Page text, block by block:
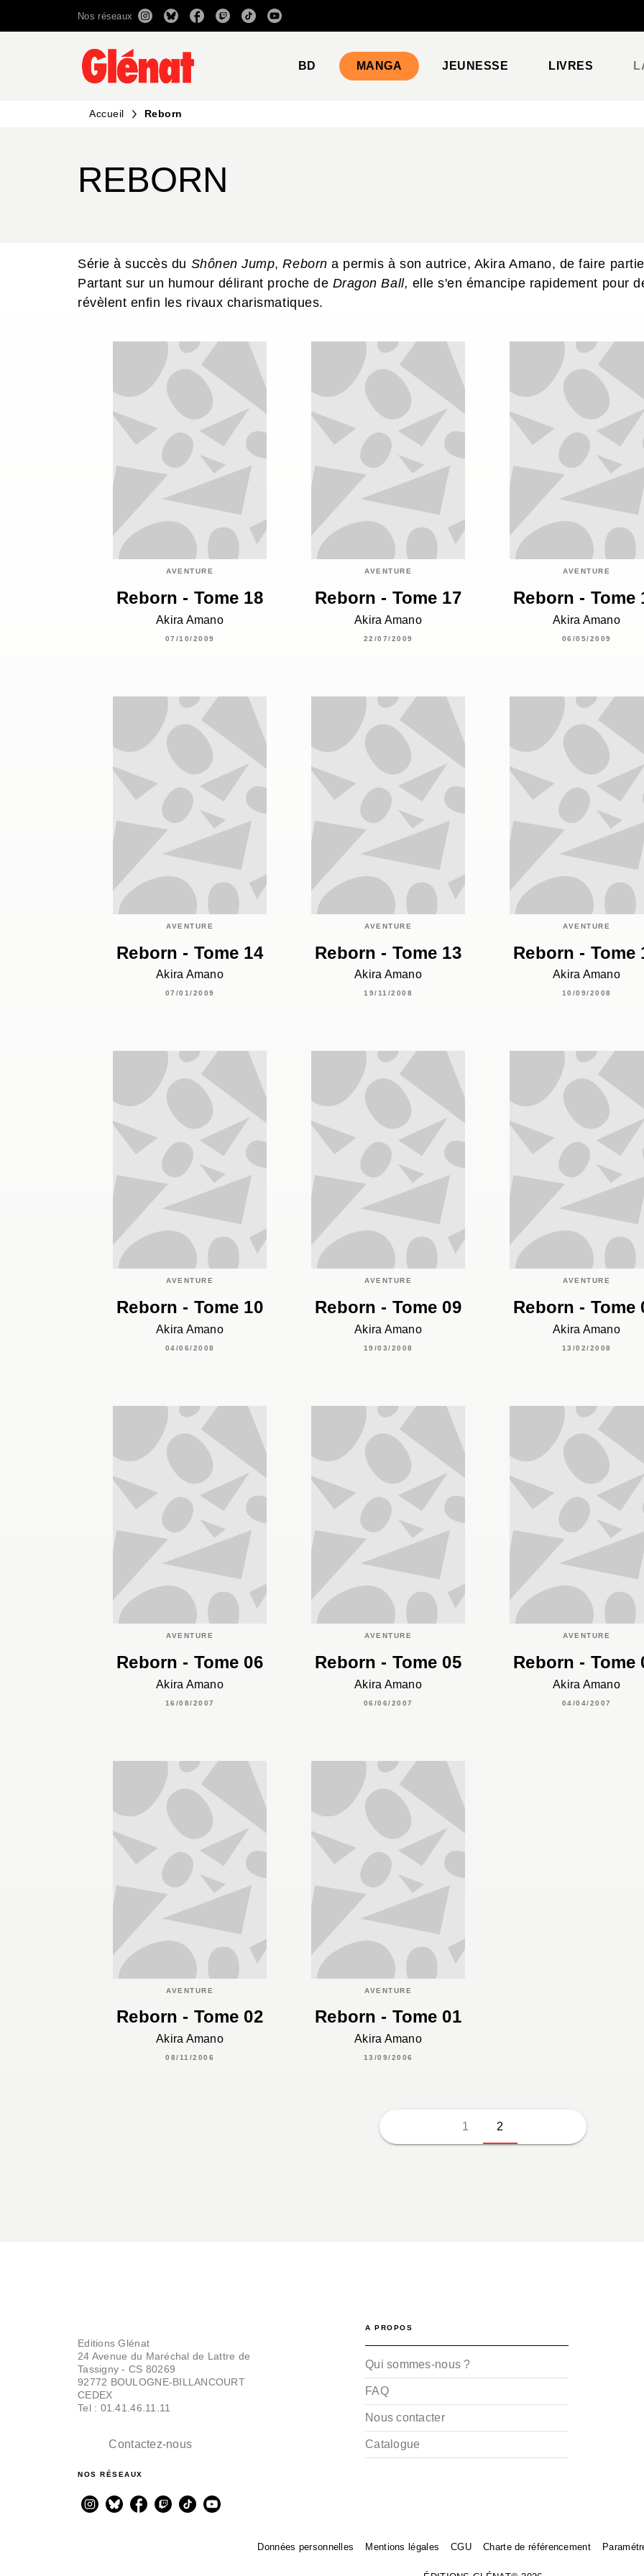
RECHERCHE CONTENU
Nos réseaux
BD MANGA JEUNESSE LIVRES
Accueil Reborn
REBORN
Série à succès du Shônen Jump,Reborn a permis à son autrice, Akira Amano, de faire
Partant sur un humour délirant proche de Dragon Ball, elle s'en émancipe rapidement pour
révèlent enfin les rivaux charismatiques.
AVENTURE
Reborn - Tome 18
Akira Amano
07/10/2009
AVENTURE
Reborn - Tome 17
Akira Amano
22/07/2009
AVENTURE
Reborn - Tome
Akira Amano
06/05/2009
AVENTURE
Reborn - Tome 14
Akira Amano
07/01/2009
AVENTURE
Reborn - Tome 13
Akira Amano
19/11/2008
AVENTURE
Reborn - Tome
Akira Amano
10/09/2008
AVENTURE
Reborn - Tome 10
Akira Amano
04/06/2008
AVENTURE
Reborn - Tome 09
Akira Amano
19/03/2008
AVENTURE
Reborn - Tome
Akira Amano
13/02/2008
AVENTURE
Reborn - Tome 06
Akira Amano
16/08/2007
AVENTURE
Reborn - Tome 05
Akira Amano
06/06/2007
AVENTURE
Reborn - Tome
Akira Amano
04/04/2007
AVENTURE
Reborn - Tome 02
Akira Amano
08/11/2006
AVENTURE
Reborn - Tome 01
Akira Amano
13/09/2006
1 2
Editions Glénat
24 Avenue du Maréchal de Lattre de
Tassigny - CS 80269
92772 BOULOGNE-BILLANCOURT
CEDEX
Tel : 01.41.46.11.11
Contactez-nous
NOS RÉSEAUX
A PROPOS
Qui sommes-nous ?
FAQ
Nous contacter
Catalogue
Données personnelles Mentions légales CGU Charte de référencement